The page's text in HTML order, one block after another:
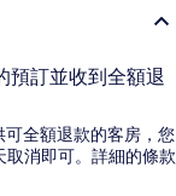
預訂並收到全額退
全額退款的客房，您
消即可。詳細的條款